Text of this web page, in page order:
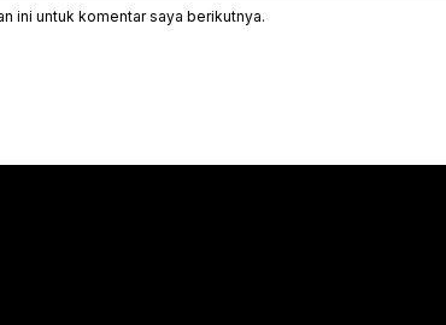
ini untuk komentar saya berikutnya.